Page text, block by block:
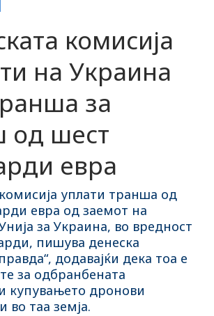
комисија
на Украина
за
од шест
евра
уплати транша од
евра од заемот на
за Украина, во вредност
пишува денеска
додавајќи дека тоа е
за одбранбената
купувањето дронови
во таа земја.